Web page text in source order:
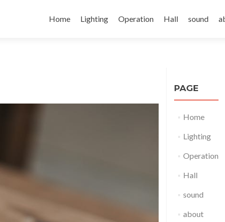
ン
Home Lighting Operation Hall sound
PAGE
Home
Lighting
Operation
Hall
sound
about